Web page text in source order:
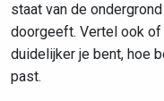
staat van de
doorgeeft. Vertel ook
duidelijker je bent, hoe
past.